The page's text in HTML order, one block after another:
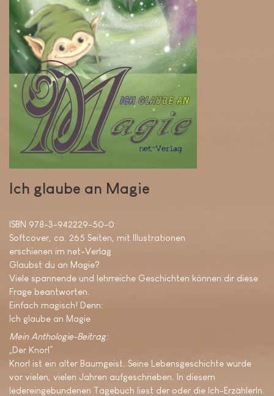
Ich glaube an Magie
ISBN 978-3-942229-50-0
Softcover, ca. 265 Seiten, mit Illustrationen
erschienen im net-Verlag
Glaubst du an Magie?
Viele spannende und lehrreiche Geschichten können dir diese
Frage beantworten.
Einfach magisch! Denn:
Ich glaube an Magie
Mein Anthologie-Beitrag:
„Der Knorl“
Knorl ist ein alter Baumgeist. Seine Lebensgeschichte wurde
vor vielen, vielen Jahren aufgeschrieben. In diesem
ledereingebundenen Tagebuch liest der oder die Ich-ErzählerIn.